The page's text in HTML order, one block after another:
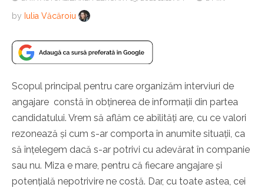
by Iulia Văcăroiu
Scopul principal pentru care organizăm interviuri de
angajare constă în obținerea de informații din partea
candidatului. Vrem să aflăm ce abilități are, cu ce valori
rezonează și cum s-ar comporta în anumite situații, ca
să înțelegem dacă s-ar potrivi cu adevărat în companie
sau nu. Miza e mare, pentru că fiecare angajare și
potențială nepotrivire ne costă. Dar, cu toate astea, cei